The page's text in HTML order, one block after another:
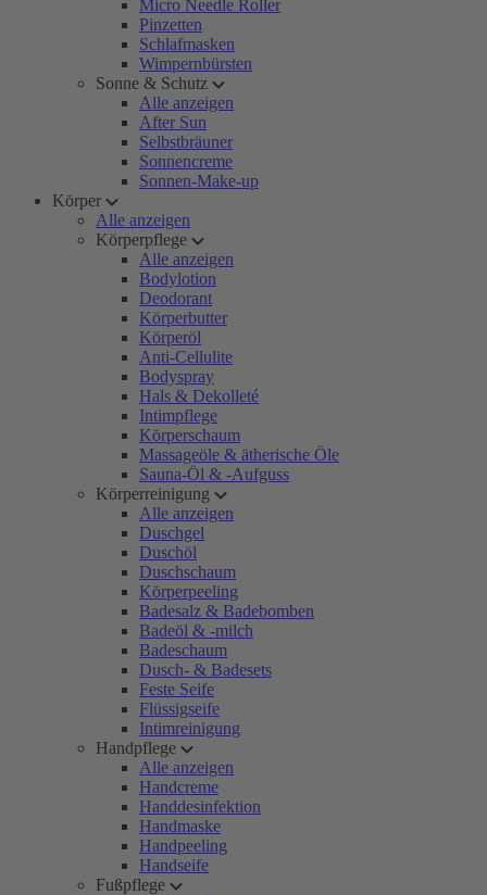
Micro Needle Roller
Pinzetten
Schlafmasken
Wimpernbürsten
Sonne & Schutz
Alle anzeigen
After Sun
Selbstbräuner
Sonnencreme
Sonnen-Make-up
Körper
Alle anzeigen
Körperpflege
Alle anzeigen
Bodylotion
Deodorant
Körperbutter
Körperöl
Anti-Cellulite
Bodyspray
Hals & Dekolleté
Intimpflege
Körperschaum
Massageöle & ätherische Öle
Sauna-Öl & -Aufguss
Körperreinigung
Alle anzeigen
Duschgel
Duschöl
Duschschaum
Körperpeeling
Badesalz & Badebomben
Badeöl & -milch
Badeschaum
Dusch- & Badesets
Feste Seife
Flüssigseife
Intimreinigung
Handpflege
Alle anzeigen
Handcreme
Handdesinfektion
Handmaske
Handpeeling
Handseife
Fußpflege